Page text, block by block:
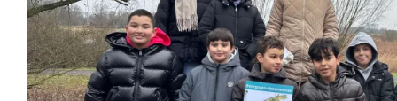
Winterwandeling in de
Vierde leerjaar